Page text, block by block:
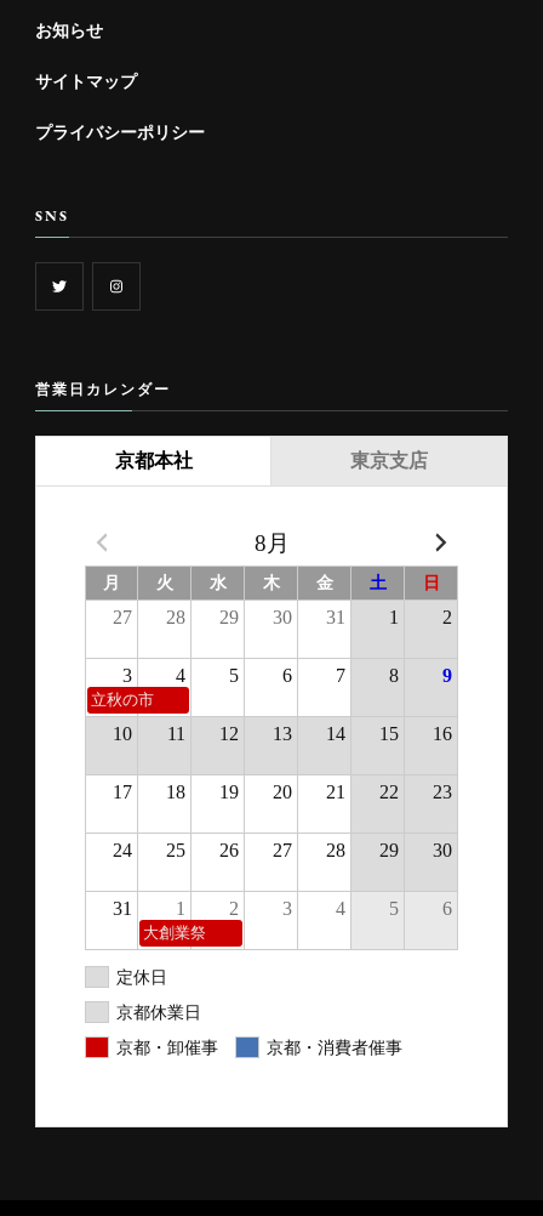
お知らせ
サイトマップ
プライバシーポリシー
SNS
営業日カレンダー
京都本社
8月
月 火 水 木 金 土 日
27 28 29 30 31 1 2
3 4 5 6 7 8 9
立秋の市
10 11 12 13 14 15 16
17 18 19 20 21 22 23
24 25 26 27 28 29 30
31 1 2 3 4 5 6
大創業祭
定休日
京都休業日
京都・卸催事
京都・消費者催事
東京支店